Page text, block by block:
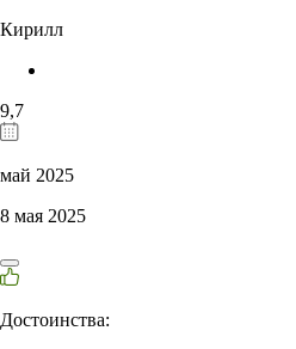
Кирилл
9,7
май 2025
8 мая 2025
Достоинства: